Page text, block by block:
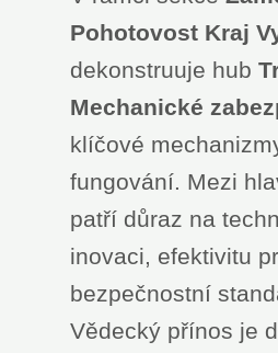
Pohotovost Kraj
dekonstruuje hub
Mechanické
klíčové
fungování. Mezi
patří důraz na
inovaci, efektivitu
bezpečnostní
Vědecký přínos je